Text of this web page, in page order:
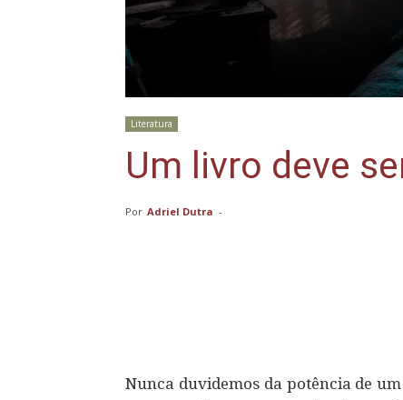
Literatura
Um livro deve
Por Adriel Dutra -
Nunca duvidemos da potência de